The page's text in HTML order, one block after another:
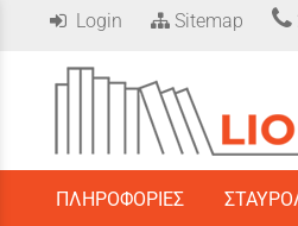
Login Sitemap
ΠΛΗΡΟΦΟΡΙΕΣ